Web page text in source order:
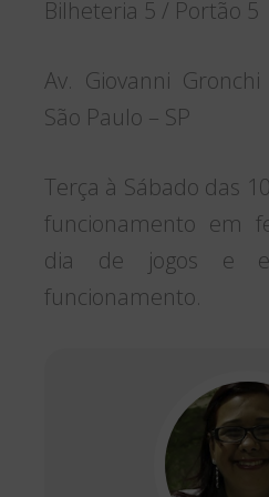
Bilheteria 5 / Portão 5
Av. Giovanni
São Paulo – SP
Terça à Sábado das
funcionamento em
dia de jogos e
funcionamento.